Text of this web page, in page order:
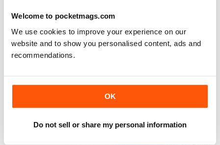
Welcome to pocketmags.com
We use cookies to improve your experience on our
website and to show you personalised content, ads and
recommendations.
OK
Do not sell or share my personal information
FREE Sample Issue
KOSTENLOS
Your Perfect Location
Buy for€5,99
Siehe